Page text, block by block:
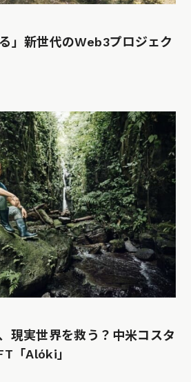
」新世代のWeb3プロジェク
現実世界を救う？中米コスタ
「Alóki」